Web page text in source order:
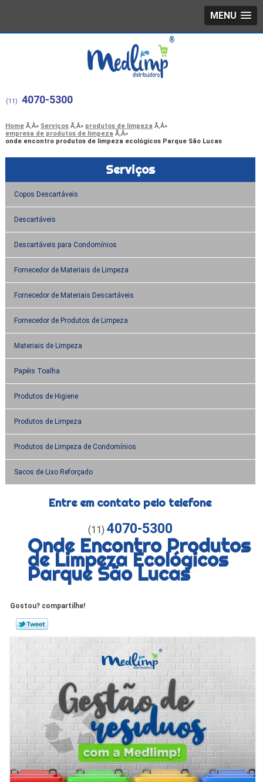
MENU
(11) 4070-5300
Home Serviços
produtos de limpeza
empresa de produtos de limpeza
onde encontro produtos de limpeza ecológicos Parque São Lucas
Serviços
Copos Descartáveis
Descartáveis
Descartáveis para Condomínios
Fornecedor de Materiais de Limpeza
Fornecedor de Materiais Descartáveis
Fornecedor de Produtos de Limpeza
Materiais de Limpeza
Papéis Toalha
Produtos de Higiene
Produtos de Limpeza
Produtos de Limpeza de Condomínios
Sacos de Lixo Reforçado
Entre em contato pelo telefone
(11) 4070-5300
Onde Encontro Produtos
de Limpeza Ecológicos
Parque São Lucas
Gostou? compartilhe!